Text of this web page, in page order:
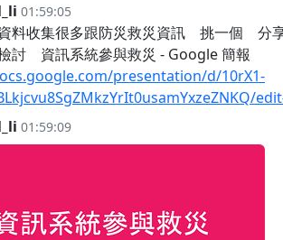
01:59:05
料收集很多跟防災救災資訊 挑一個 分
討 資訊系統參與救災 - Google 簡報
presentation/d/10rX1-
01:59:09